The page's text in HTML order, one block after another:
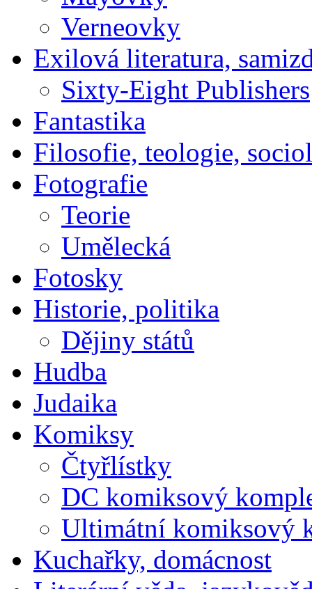
Verneovky
Exilová literatura,
Sixty-Eight Publishers
Fantastika
Filosofie, teologie,
Fotografie
Teorie
Umělecká
Fotosky
Historie, politika
Dějiny států
Hudba
Judaika
Komiksy
Čtyřlístky
DC komiksový
Ultimátní komiksový
Kuchařky, domácnost